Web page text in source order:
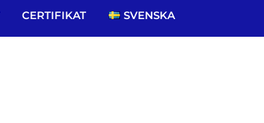
CERTIFIKAT SVENSKA